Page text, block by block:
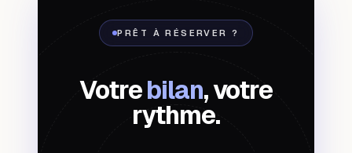
PRÊT À RÉSERVER ?
Votrebilan, votre
rythme.